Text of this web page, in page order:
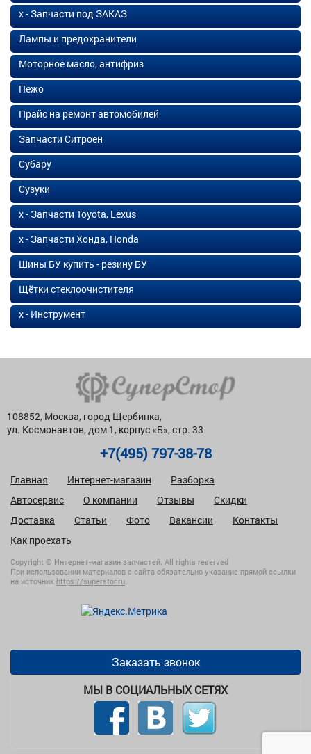
х - Запчасти под ЗАКАЗ
Лампы и предохранители
Моторное масло, антифриз
Пежо
Прайс на ремонт автомобилей
Запчасти Ситроен
Субару
Сузуки
х - Запчасти Toyota, Lexus
х - Запчасти Хонда, Honda
Шины БУ купить - резину БУ
Щётки стеклоочистителя
х - Инструмент
108852, Москва, город Щербинка,
ул. Космонавтов, дом 1, корпус «Б», стр. 33
+7(495) 797-38-78
Главная Интернет-магазин
Разборка
Автосервис
О компании Отзывы
Скидки
Доставка
Статьи Фото Вакансии
Контакты
Как проехать
Copyright © Интернет-магазин запчастей. All rights reserved
При использовании материалов с сайта обязательно указание прямой ссылки
на источник https://superstor.ru
Заказать звонок
МЫ В СОЦИАЛЬНЫХ СЕТЯХ